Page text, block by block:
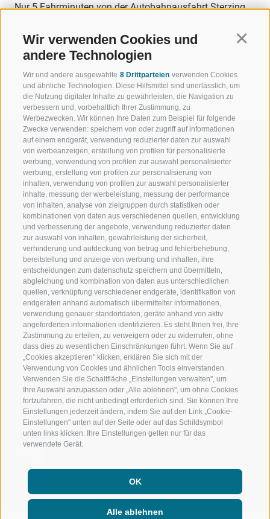
Wir verwenden Cookies und
andere Technologien
Wir und andere ausgewählte 8 Drittparteien verwenden Cookies
und ähnliche Technologien. Diese Hilfsmittel sind unerlässlich, um
die Nutzung digitaler Inhalte zu gewährleisten, die Navigation zu
verbessern und, vorbehaltlich Ihrer Zustimmung, zu
Werbezwecken. Wir können Ihre Daten zum Beispiel für folgende
Zwecke verwenden: speichern von oder zugriff auf informationen
auf einem endgerät, verwendung reduzierter daten zur auswahl
von werbeanzeigen, erstellung von profilen für personalisierte
werbung, verwendung von profilen zur auswahl personalisierter
werbung, erstellung von profilen zur personalisierung von
inhalten, verwendung von profilen zur auswahl personalisierter
inhalte, messung der werbeleistung, messung der performance
von inhalten, analyse von zielgruppen durch statistiken oder
kombinationen von daten aus verschiedenen quellen, entwicklung
und verbesserung der angebote, verwendung reduzierter daten
zur auswahl von inhalten, gewährleistung der sicherheit,
verhinderung und aufdeckung von betrug und fehlerbehebung,
bereitstellung und anzeige von werbung und inhalten, ihre
entscheidungen zum datenschutz speichern und übermitteln,
abgleichung und kombination von daten aus unterschiedlichen
quellen, verknüpfung verschiedener endgeräte, identifikation von
endgeräten anhand automatisch übermittelter informationen,
verwendung genauer standortdaten, geräte anhand von aktiv
angeforderten informationen identifizieren. Es steht Ihnen frei, Ihre
Zustimmung zu erteilen, zu verweigern oder zu widerrufen, ohne
dass dies zu wesentlichen Einschränkungen führt. Wenn Sie auf
„Cookies akzeptieren" klicken, erklären Sie sich mit der
Verwendung von Cookies und ähnlichen Tools einverstanden.
Verwenden Sie die Schaltfläche „Einstellungen verwalten", um
Ihre Auswahl anzupassen oder „Alle ablehnen", um ohne Cookies
fortzufahren, die nicht unbedingt erforderlich sind. Sie können Ihre
Einstellungen jederzeit ändern, indem Sie auf den Link „Cookie-
Einstellungen" unten auf der Seite oder auf das Schildsymbol
unten links klicken. Ihre Einstellungen gelten nur für das
verwendete Gerät.
OK
Alle ablehnen
Nur 5 Fahrminuten von der Autobahnausfahrt Sterzing
ZURÜCK
WILLKOMMEN IN DER
FERIENREGION RATSCHINGS
JAUFENTAL
RATSCHINGS
RIDNAUNTAL
BERGBAHNEN
SKISCHULE RATSCHINGS
LUISL'S SKISCHULE IN RATSCHINGS
SPORT UND
MENGE
SKIFAHREN
WANDERN
HOCHALPINE
BIKEN
LANGLAUFEN
FOLGE UNS AUF SOCIAL MEDIA